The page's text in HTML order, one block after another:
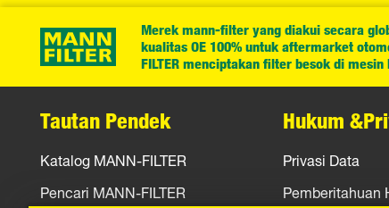
Merek mann-filter yang diakui secara
kualitas OE 100% untuk aftermarket
FILTER menciptakan filter besok di
Tautan Pendek
Katalog MANN-FILTER
Pencari MANN-FILTER
Hukum
Privasi Data
Pemberitahuan